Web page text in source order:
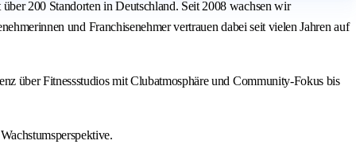
200 Standorten in Deutschland. Seit 2008 wachsen wir
und Franchisenehmer vertrauen dabei seit vielen Jahren auf
über Fitnessstudios mit Clubatmosphäre und Community-Fokus bis